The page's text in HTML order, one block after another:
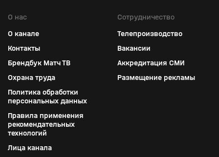
О нас
О канале
Контакты
Брендбук Матч ТВ
Охрана труда
Политика обработки
персональных данных
Правила применения
рекомендательных
технологий
Лица канала
Сотрудничество
Телепроизводство
Вакансии
Аккредитация СМИ
Размещение рекламы